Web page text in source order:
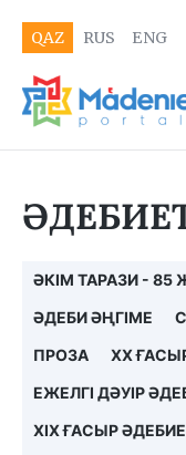
QAZ RUS ENG
ӘКІМ ТАРАЗИ - 85
ӘДЕБИ ӘҢГІМЕ
ПРОЗА
XX
ЕЖЕЛГІ ДӘУІР
XIX ҒАСЫР